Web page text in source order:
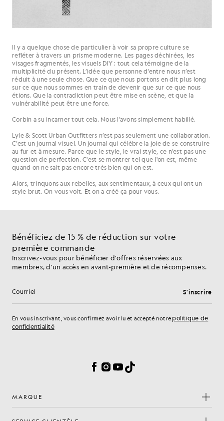
Il y a quelque chose de particulier à voir sa propre culture se
refléter à travers un prisme moderne. Les pages déchirées, les
visages fragmentés, les visuels DIY : tout cela témoigne de la
multiplicité du présent. L’idée que personne d’entre nous n’est
réduit à une seule chose. Que ce que nous portons en dit plus long
sur ce que nous sommes en train de devenir que sur ce que nous
étions. Que la contradiction peut être mise en scène, et que la
vulnérabilité peut être une force.
Corbin a su incarner tout cela. Nous l’avons simplement habillé.
Lyle & Scott Urban Outfitters n’est pas seulement une collaboration.
C’est un journal visuel. Un journal qui célèbre la joie de se construire
au fur et à mesure. Parce que le style, le vrai style, ce n’est pas une
question de perfection. C'est se montrer tel que l'on est, même
quand on ne sait pas encore très bien qui on est.
Alors, trinquons aux rebelles, aux sentimentaux, à ceux qui ont un
style brut. On vous voit. Et on a créé ça pour vous.
Bénéficiez de 15 % de réduction sur votre
première commande
Inscrivez-vous pour bénéficier d'offres réservées aux
membres, d'un accès en avant-première et de récompenses.
Adresse e-mail S'inscrire
En vous inscrivant, vous confirmez avoir lu et accepté notre politique de
confidentialité
Facebook
Instagram
YouTube
TikTok
MARQUE